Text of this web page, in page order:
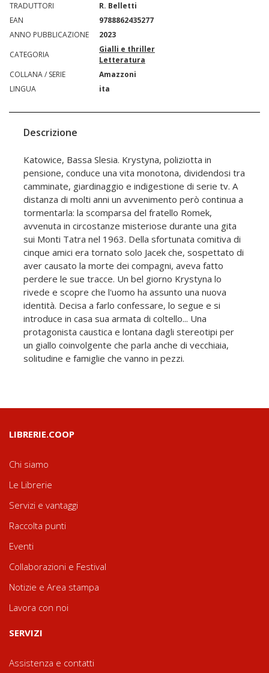
TRADUTTORI
R. Belletti
EAN
9788862435277
ANNO PUBBLICAZIONE
2023
CATEGORIA
Gialli e thriller
Letteratura
COLLANA / SERIE
Amazzoni
LINGUA
ita
Descrizione
Katowice, Bassa Slesia. Krystyna, poliziotta in
pensione, conduce una vita monotona, dividendosi tra
camminate, giardinaggio e indigestione di serie tv. A
distanza di molti anni un avvenimento però continua a
tormentarla: la scomparsa del fratello Romek,
avvenuta in circostanze misteriose durante una gita
sui Monti Tatra nel 1963. Della sfortunata comitiva di
cinque amici era tornato solo Jacek che, sospettato di
aver causato la morte dei compagni, aveva fatto
perdere le sue tracce. Un bel giorno Krystyna lo
rivede e scopre che l'uomo ha assunto una nuova
identità. Decisa a farlo confessare, lo segue e si
introduce in casa sua armata di coltello... Una
protagonista caustica e lontana dagli stereotipi per
un giallo coinvolgente che parla anche di vecchiaia,
solitudine e famiglie che vanno in pezzi.
LIBRERIE.COOP
Chi siamo
Le Librerie
Servizi e vantaggi
Raccolta punti
Eventi
Collaborazioni e Festival
Notizie e Area stampa
Lavora con noi
SERVIZI
Assistenza e contatti